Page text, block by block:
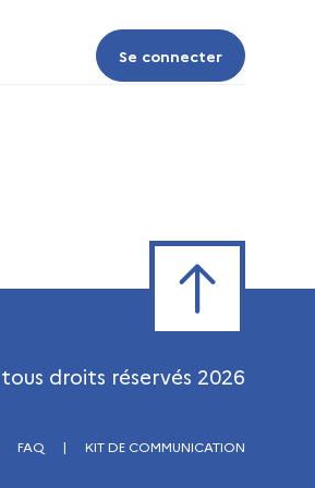
Se connecter
Se connecter
droits réservés 2026
FAQ | KIT DE COMMUNICATION